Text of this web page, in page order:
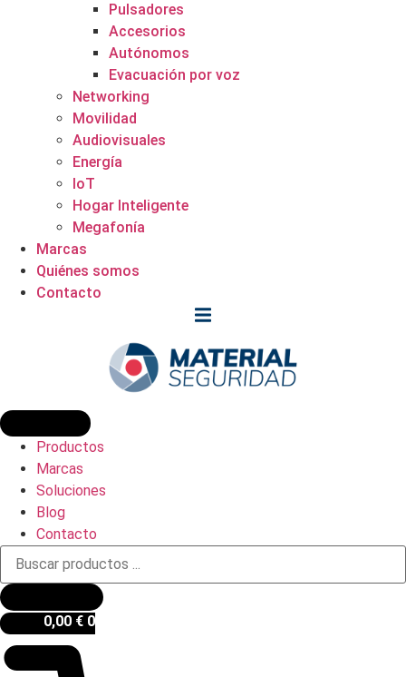
Pulsadores
Accesorios
Autónomos
Evacuación por voz
Networking
Movilidad
Audiovisuales
Energía
IoT
Hogar Inteligente
Megafonía
Marcas
Quiénes somos
Contacto
Productos
Marcas
Soluciones
Blog
Contacto
Búsqueda
productos
0,00 € 0